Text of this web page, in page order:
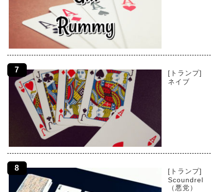
[トランプ]
ネイブ
[トランプ]
Scoundrel
（悪党）